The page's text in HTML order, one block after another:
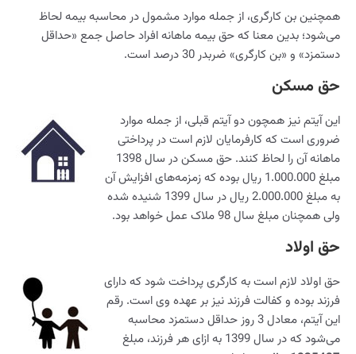
همچنین بن کارگری، از جمله موارد مشمول در محاسبه بیمه لحاظ
می‌شود؛ بدین معنا که حق بیمه ماهانه افراد حاصل جمع «حداقل
دستمزد» و «بن کارگری» ضربدر 30 درصد است.
حق مسکن
این آیتم نیز همچون دو آیتم قبلی، از جمله موارد
ضروری است که کارفرمایان لازم است در پرداختی
ماهانه آن را لحاظ کنند. حق مسکن در سال 1398
مبلغ 1.000.000 ریال بوده که زمزمه‌های افزایش آن
به مبلغ 2.000.000 ریال در سال 1399 شنیده شده
ولی همچنان مبلغ سال 98 ملاک عمل خواهد بود.
حق اولاد
حق اولاد لازم است به کارگری پرداخت شود که دارای
فرزند بوده و کفالت فرزند نیز بر عهده وی است. رقم
این آیتم، معادل 3 روز حداقل دستمزد محاسبه
می‌شود که در سال 1399 به ازای هر فرزند، مبلغ